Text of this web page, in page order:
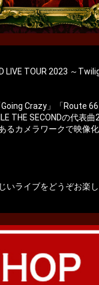
LIVE TOUR 2023 ～
Crazy」「Route
THE SECONDの代表
るカメラワークで映像
いライブをどうぞお楽